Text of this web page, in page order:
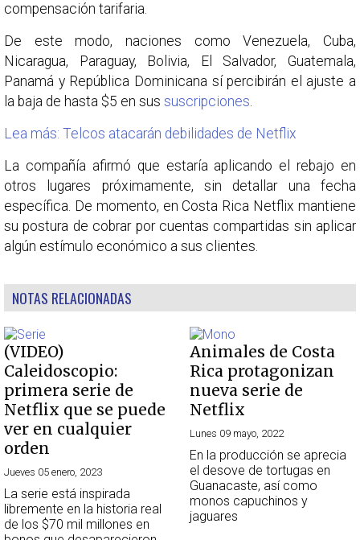
compensación tarifaria.
De este modo, naciones como Venezuela, Cuba,
Nicaragua, Paraguay, Bolivia, El Salvador, Guatemala,
Panamá y República Dominicana sí percibirán el ajuste a
la baja de hasta $5 en sus suscripciones.
Lea más: Telcos atacarán debilidades de Netflix
La compañía afirmó que estaría aplicando el rebajo en
otros lugares próximamente, sin detallar una fecha
específica. De momento, en Costa Rica Netflix mantiene
su postura de cobrar por cuentas compartidas sin aplicar
algún estímulo económico a sus clientes.
NOTAS RELACIONADAS
(VIDEO)
Caleidoscopio:
primera serie de
Netflix que se puede
ver en cualquier
orden
Jueves 05 enero, 2023
La serie está inspirada
libremente en la historia real
de los $70 mil millones en
Animales de Costa
Rica protagonizan
nueva serie de
Netflix
Lunes 09 mayo, 2022
En la producción se aprecia
el desove de tortugas en
Guanacaste, así como
monos capuchinos y
jaguares